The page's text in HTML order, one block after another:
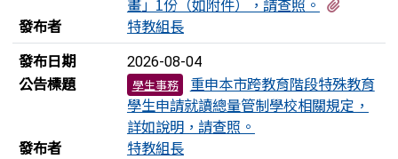
畫」1份（如附件），請查照。
發布者
特教組長
發布日期
2026-08-04
公告標題 學生事務
重申本市跨教育階段特殊教育
學生申請就讀總量管制學校相關規定，
詳如說明，請查照。
發布者
特教組長